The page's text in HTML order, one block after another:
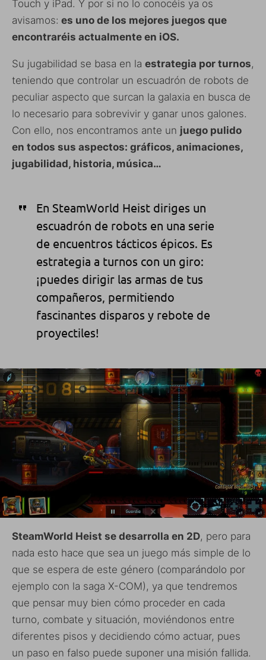
Touch y iPad. Y por si no lo conocéis ya os
avisamos: es uno de los mejores juegos que
encontraréis actualmente en iOS.
Su jugabilidad se basa en la estrategia por turnos,
teniendo que controlar un escuadrón de robots de
peculiar aspecto que surcan la galaxia en busca de
lo necesario para sobrevivir y ganar unos galones.
Con ello, nos encontramos ante un juego pulido
en todos sus aspectos: gráficos, animaciones,
jugabilidad, historia, música…
En SteamWorld Heist diriges un
escuadrón de robots en una serie
de encuentros tácticos épicos. Es
estrategia a turnos con un giro:
¡puedes dirigir las armas de tus
compañeros, permitiendo
fascinantes disparos y rebote de
proyectiles!
SteamWorld Heist se desarrolla en 2D, pero para
nada esto hace que sea un juego más simple de lo
que se espera de este género (comparándolo por
ejemplo con la saga X-COM), ya que tendremos
que pensar muy bien cómo proceder en cada
turno, combate y situación, moviéndonos entre
diferentes pisos y decidiendo cómo actuar, pues
un paso en falso puede suponer una misión fallida.